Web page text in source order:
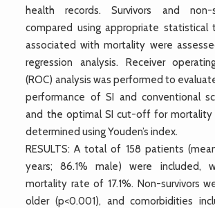
health records. Survivors and non-
compared using appropriate statistical
associated with mortality were
regression analysis. Receiver
(ROC) analysis was performed to
performance of SI and conventional
and the optimal SI cut-off for mortality
determined using Youden’s index.
RESULTS: A total of 158 patients
years; 86.1% male) were included,
mortality rate of 17.1%. Non-survivors
older (p<0.001), and comorbidities